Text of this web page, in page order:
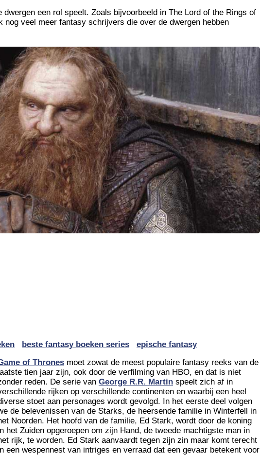
een rol speelt. Zoals bijvoorbeeld in The Lord of the Rings of
veel meer fantasy schrijvers die over de dwergen hebben
beste fantasy boeken series
epische fantasy
of Thrones moet zowat de meest populaire fantasy reeks van de
tien jaar zijn, ook door de verfilming van HBO, en dat is niet
reden. De serie van George R.R. Martin speelt zich af in
rijken op verschillende continenten en waarbij een heel
stoet aan personages wordt gevolgd. In het eerste deel volgen
de belevenissen van de Starks, de heersende familie in Winterfell in
Noorden. Het hoofd van de familie, Ed Stark, wordt door de koning
het Zuiden opgeroepen om zijn Hand, de tweede machtigste man in
rijk, te worden. Ed Stark aanvaardt tegen zijn zin maar komt terecht
een wespennest van intriges en verraad dat een gevaar betekent voor